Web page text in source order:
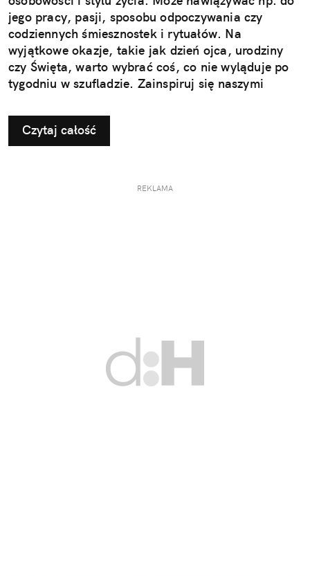
jego pracy, pasji, sposobu odpoczywania czy
codziennych śmiesznostek i rytuałów. Na
wyjątkowe okazje, takie jak dzień ojca, urodziny
czy Święta, warto wybrać coś, co nie wyląduje po
tygodniu w szufladzie. Zainspiruj się naszymi
taty.
Czytaj całość
REKLAMA